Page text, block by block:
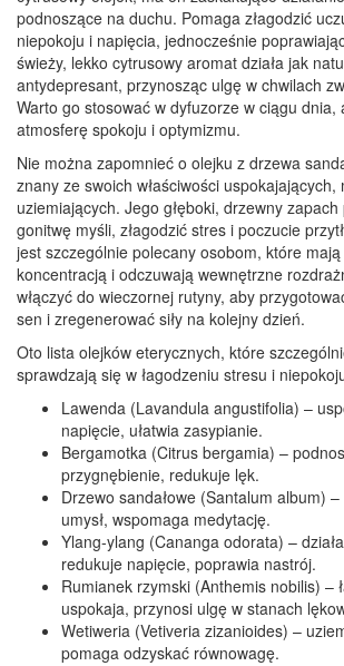
podnoszące na duchu. Pomaga złagodzić
niepokoju i napięcia, jednocześnie
świeży, lekko cytrusowy aromat działa jak
antydepresant, przynosząc ulgę w chwilach
Warto go stosować w dyfuzorze w ciągu dnia,
atmosferę spokoju i optymizmu.
Nie można zapomnieć o olejku z drzewa
znany ze swoich właściwości uspokajających,
uziemiających. Jego głęboki, drzewny
gonitwę myśli, złagodzić stres i poczucie
jest szczególnie polecany osobom, które
koncentracją i odczuwają wewnętrzne
włączyć do wieczornej rutyny, aby
sen i zregenerować siły na kolejny dzień.
Oto lista olejków eterycznych, które
sprawdzają się w łagodzeniu stresu i
Lawenda (Lavandula angustifolia) –
napięcie, ułatwia zasypianie.
Bergamotka (Citrus bergamia) –
przygnębienie, redukuje lęk.
Drzewo sandałowe (Santalum album)
umysł, wspomaga medytację.
Ylang-ylang (Cananga odorata) –
redukuje napięcie, poprawia nastrój.
Rumianek rzymski (Anthemis nobilis) –
uspokaja, przynosi ulgę w stanach
Wetiweria (Vetiveria zizanioides) –
pomaga odzyskać równowagę.